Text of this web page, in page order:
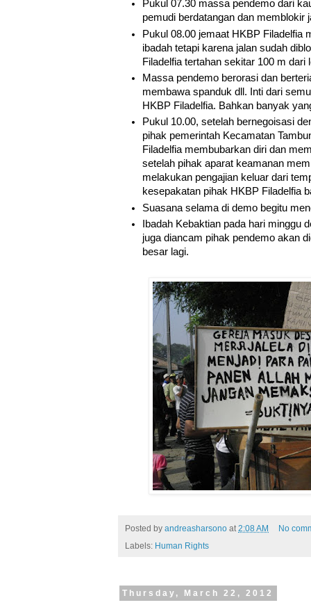
Pukul 07.30 massa pendemo dari
pemudi berdatangan dan memblokir
Pukul 08.00 jemaat HKBP Filadelfia
ibadah tetapi karena jalan sudah
Filadelfia tertahan sekitar 100 m dari
Massa pendemo berorasi dan
membawa spanduk dll. Inti dari
HKBP Filadelfia. Bahkan banyak
Pukul 10.00, setelah bernegoisasi
pihak pemerintah Kecamatan
Filadelfia membubarkan diri dan
setelah pihak aparat keamanan
melakukan pengajian keluar dari
kesepakatan pihak HKBP Filadelfia
Suasana selama di demo begitu
Ibadah Kebaktian pada hari minggu
juga diancam pihak pendemo akan
besar lagi.
Posted by andreasharsono at2:08 AM
No
Labels: Human Rights
Thursday, March 22, 2012